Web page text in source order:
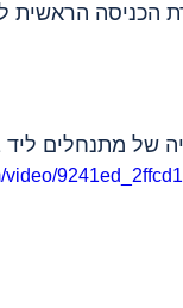
הכניסה הראשית
של מתנחלים
video/